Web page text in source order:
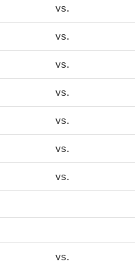
vs.
vs.
vs.
vs.
vs.
vs.
vs.
vs.